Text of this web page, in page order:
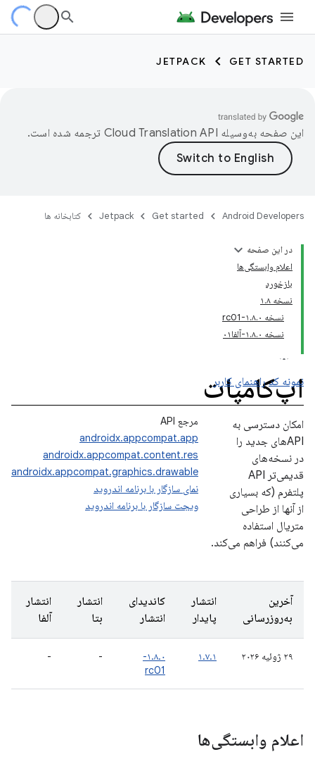
GET STARTED
JETPACK
این صفحه به‌وسیله ترجمه شده است.
Android Developers
Get started
Jetpack کتابخانه ها
در این صفحه
اعلام وابستگی‌ها
بازخورد
نسخه ۱.۸
نسخه ۱.۸.۰-rc01
نسخه ۱.۸.۰-آلفا۰۱
اپ‌کامپات
نمونه کد راهنمای کاربر
مرجع API
androidx.appcompat.app
androidx.appcompat.content.res
androidx.appcompat.graphics.drawable
نمای سازگار با برنامه اندروید
ویجت سازگار با برنامه اندروید
امکان دسترسی به
APIهای جدید را
در نسخه‌های
قدیمی‌تر API
پلتفرم (که بسیاری
از آنها از طراحی
متریال استفاده
می‌کنند) فراهم می‌کند.
آخرین
به‌روزرسانی
انتشار
پایدار
کاندیدای
انتشار
انتشار
بتا
انتشار
آلفا
۲۹ ژوئیه ۲۰۲۶ ۱.۷.۱
۱.۸.۰-
rc01
-
-
اعلام وابستگی‌ها